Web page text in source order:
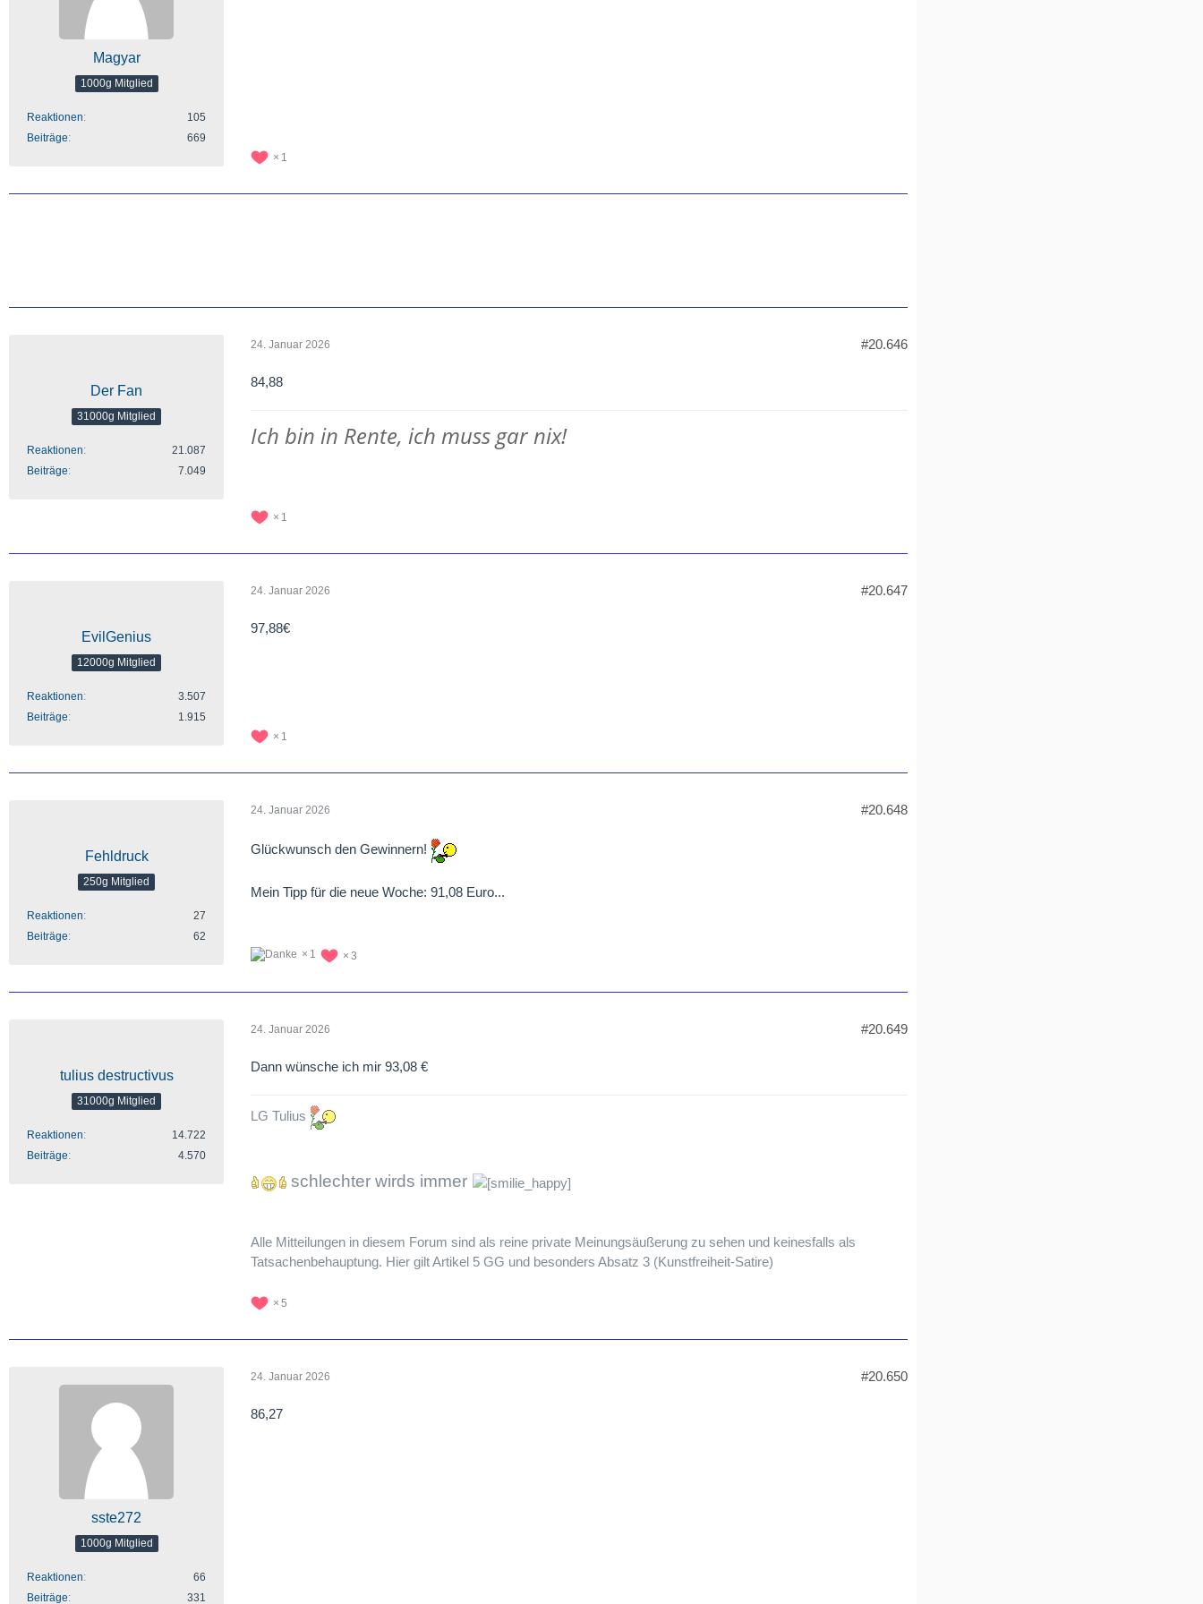
Magyar
1000g Mitglied
Reaktionen
105
Beiträge
669
1
Der Fan
31000g Mitglied
Reaktionen
21.087
Beiträge
7.049
24. Januar 2026 #20.646
84,88
Ich bin in Rente, ich muss gar nix!
1
EvilGenius
12000g Mitglied
Reaktionen
3.507
Beiträge
1.915
24. Januar 2026 #20.647
97,88€
1
Fehldruck
250g Mitglied
Reaktionen
27
Beiträge
62
24. Januar 2026 #20.648
Glückwunsch den Gewinnern!
Mein Tipp für die neue Woche: 91,08 Euro...
1 3
tulius destructivus
31000g Mitglied
Reaktionen
14.722
Beiträge
4.570
24. Januar 2026 #20.649
Dann wünsche ich mir 93,08 €
LG Tulius
schlechter wirds immer
Alle Mitteilungen in diesem Forum sind als reine private Meinungsäußerung zu sehen und keinesfalls als
Tatsachenbehauptung. Hier gilt Artikel 5 GG und besonders Absatz 3 (Kunstfreiheit-Satire)
5
sste272
1000g Mitglied
Reaktionen
66
Beiträge
331
24. Januar 2026 #20.650
86,27